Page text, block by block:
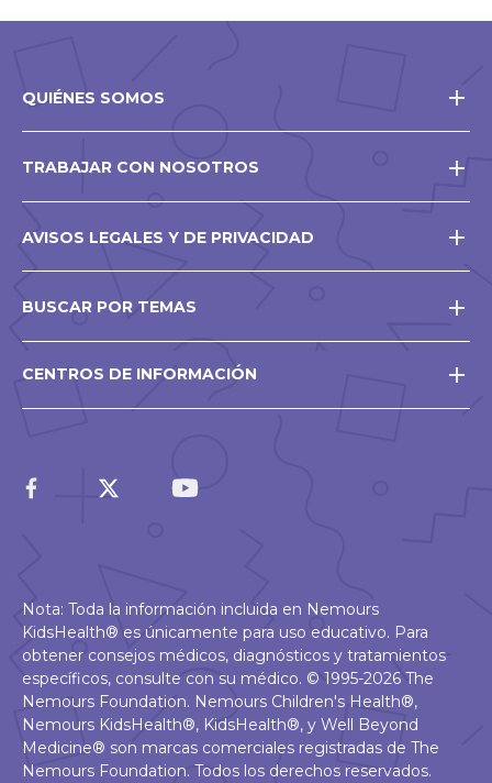
QUIÉNES SOMOS
TRABAJAR CON NOSOTROS
AVISOS LEGALES Y DE PRIVACIDAD
BUSCAR POR TEMAS
CENTROS DE INFORMACIÓN
Nota: Toda la información incluida en Nemours
KidsHealth® es únicamente para uso educativo. Para
obtener consejos médicos, diagnósticos y tratamientos
específicos, consulte con su médico. © 1995-2026 The
Nemours Foundation. Nemours Children's Health®,
Nemours KidsHealth®, KidsHealth®, y Well Beyond
Medicine® son marcas comerciales registradas de The
Nemours Foundation. Todos los derechos reservados.